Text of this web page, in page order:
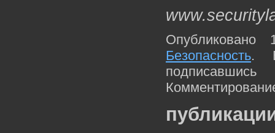
Безопасность.